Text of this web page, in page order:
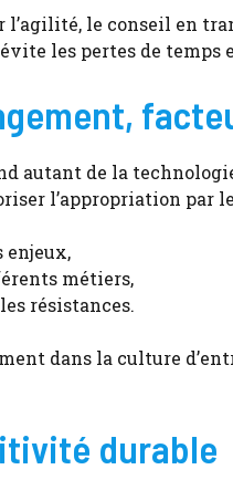
l’agilité, le conseil en
les pertes de temps
autant de la
l’appropriation par
enjeux,
métiers,
résistances.
dans la culture
durable